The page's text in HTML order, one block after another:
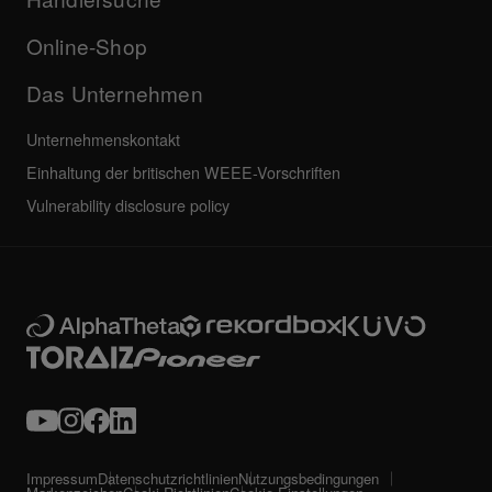
Service, Reparatur, Garantie
Weiteres
Online-Shop
Das Unternehmen
Unternehmenskontakt
Einhaltung der britischen WEEE-Vorschriften
Vulnerability disclosure policy
ImpressumDatenschutzrichtlinienNutzungsbedingungen